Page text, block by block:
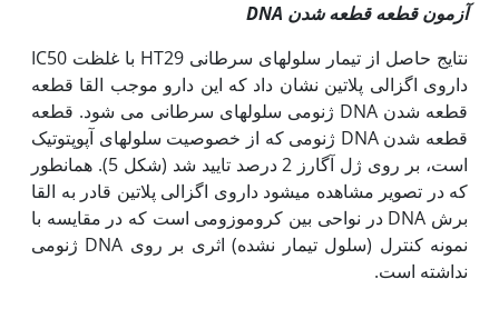
آزمون قطعه قطعه شدن DNA
نتایج حاصل از تیمار سلول‫های سرطانی HT29 با غلظت IC50
داروی اگزالی پلاتین نشان داد که این دارو موجب القا قطعه
قطعه شدن DNA ژنومی سلول‫های سرطانی می شود. قطعه
قطعه شدن DNA ژنومی که از خصوصیت سلول­های آپوپتوتیک
است، بر روی ژل آگارز 2 درصد تایید شد (شکل 5). همان‫طور
که در تصویر مشاهده می‫شود داروی اگزالی پلاتین قادر به القا
برش DNA در نواحی بین کروموزومی است که در مقایسه با
نمونه کنترل (سلول تیمار نشده)‌ اثری بر روی DNA ژنومی
نداشته است.